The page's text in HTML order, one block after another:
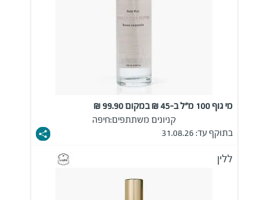
מי גוף 100 מ"ל ב-45 ₪ במקום 99.90 ₪
קניונים משתתפים:חיפה
בתוקף עד: 31.08.26
ללין